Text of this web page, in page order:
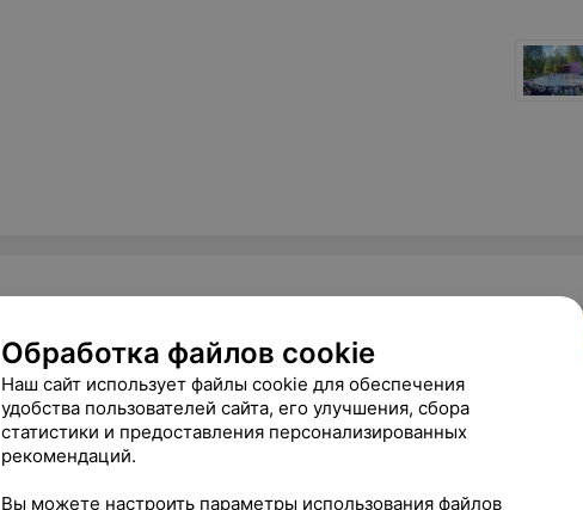
Обработка файлов cookie
Наш сайт использует файлы cookie для обеспечения
удобства пользователей сайта, его улучшения, сбора
статистики и предоставления персонализированных
рекомендаций.
Вы можете настроить параметры использования файлов